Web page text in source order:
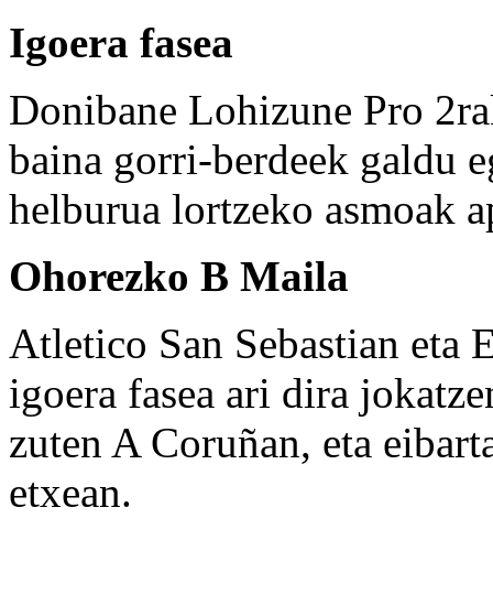
Igoera fasea
Donibane Lohizune Pro
baina gorri-berdeek galdu
helburua lortzeko asmoak
Ohorezko B Maila
Atletico San Sebastian eta
igoera fasea ari dira
zuten A Coruñan, eta
etxean.